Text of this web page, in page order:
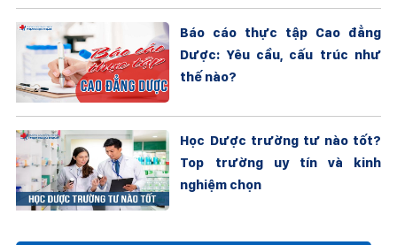
Báo cáo thực tập Cao đẳng
Dược: Yêu cầu, cấu trúc như
thế nào?
Học Dược trường tư nào tốt?
Top trường uy tín và kinh
nghiệm chọn